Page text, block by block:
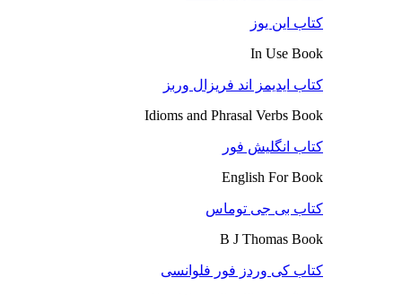
کتاب این یوز
In Use Book
کتاب ایدیمز اند فریزال وربز
Idioms and Phrasal Verbs Book
کتاب انگلیش فور
English For Book
کتاب بی جی توماس
B J Thomas Book
کتاب کی وردز فور فلوانسی